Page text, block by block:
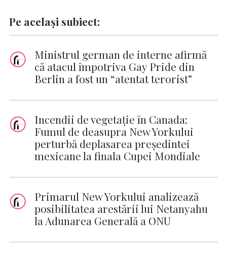
Pe același subiect:
Ministrul german de interne afirmă
că atacul împotriva Gay Pride din
Berlin a fost un “atentat terorist”
Incendii de vegetaţie în Canada:
Fumul de deasupra New Yorkului
perturbă deplasarea preşedintei
mexicane la finala Cupei Mondiale
Primarul New Yorkului analizează
posibilitatea arestării lui Netanyahu
la Adunarea Generală a ONU